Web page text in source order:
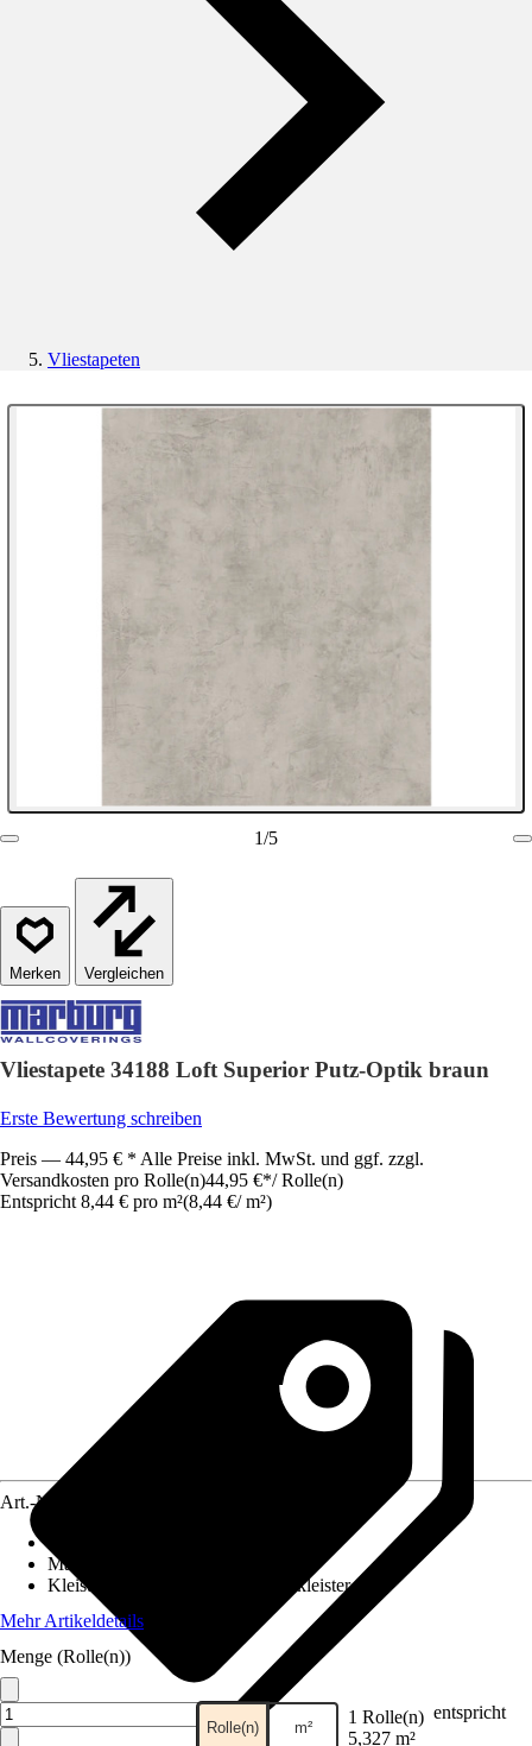
Vliestapeten
1/5
Vergleichen
Vliestapete 34188 Loft Superior Putz-Optik braun
Erste Bewertung schreiben
Preis — 44,95 € * Alle Preise inkl. MwSt. und ggf. zzgl.
Versandkosten pro Rolle(n)44,95 €*/ Rolle(n)
Entspricht 8,44 € pro m²(8,44 €/ m²)
Art.-Nr.
Maße (BxH)
Kleisterempfehlung
Vliestapetenkleister
Mehr Artikeldetails
Menge (Rolle(n))
Rolle(n) m² 1 Rolle(n) entspricht
5,327 m²